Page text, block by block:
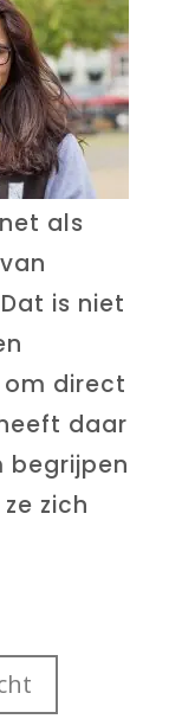
als
is niet
direct
daar
begrijpen
zich